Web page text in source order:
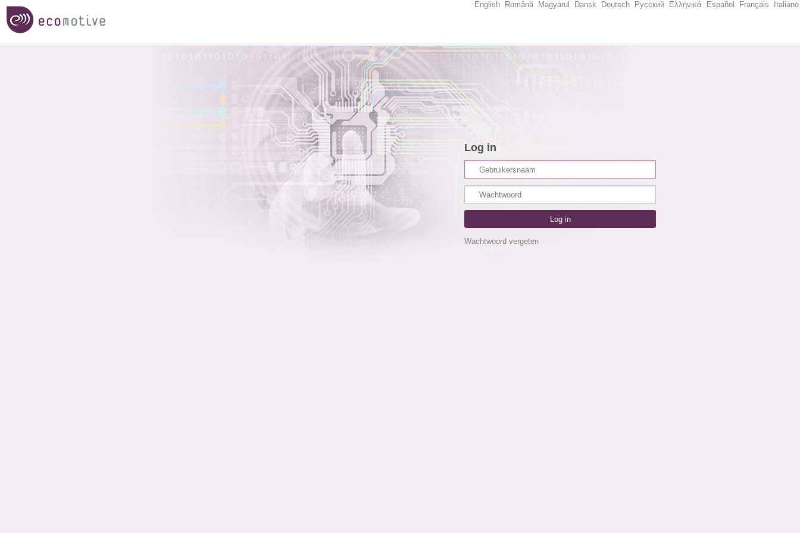
English Română Magyarul Dansk Deutsch Русский Ελληνικά Español Français Italiano
Log in
Wachtwoord vergeten